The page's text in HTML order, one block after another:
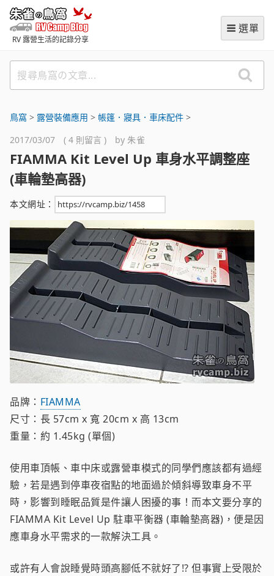
至
內
朱雀の鳥窩
RV 露營生活的記錄分享
選單
搜
尋
窩
文
章
鳥窩 > 露營裝備應用 > 帳篷．寢具．車床配件 >
2017/03/07 ( 4 則留言 ) by 朱雀
FIAMMA Kit Level Up 車身水平調整座
(車輪墊高器)
本文網址：
品牌： FIAMMA
尺寸：長 57cm x 寬 20cm x 高 13cm
重量：約 1.45kg (單個)
使用車頂帳、車中床或露營車模式的同學們應該都有過經
驗，若是遇到停車夜宿點的地面過於傾斜導致車身不平
時，影響到睡眠品質是件讓人困擾的事！而本文要分享的
FIAMMA Kit Level Up 駐車平衡器 (車輪墊高器)，便是因
應車身水平需求的一款解決工具。
或許有人會說睡覺時頭高腳低不就好了!? 但事實上受限於